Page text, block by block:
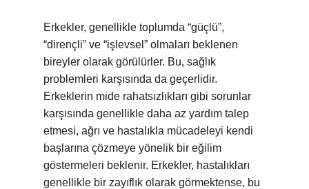
Erkekler, genellikle toplumda “güçlü”,
“dirençli” ve “işlevsel” olmaları beklenen
bireyler olarak görülürler. Bu, sağlık
problemleri karşısında da geçerlidir.
Erkeklerin mide rahatsızlıkları gibi sorunlar
karşısında genellikle daha az yardım talep
etmesi, ağrı ve hastalıkla mücadeleyi kendi
başlarına çözmeye yönelik bir eğilim
göstermeleri beklenir. Erkekler, hastalıkları
genellikle bir zayıflık olarak görmektense, bu